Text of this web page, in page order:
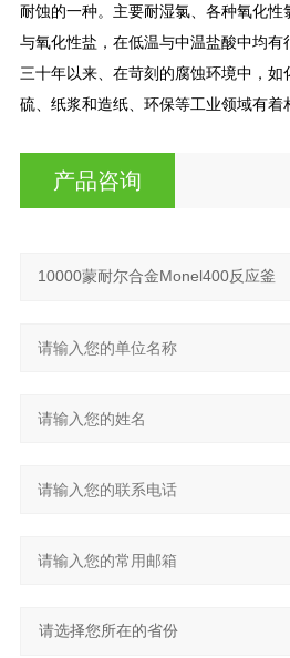
耐蚀的一种。主要耐湿氯、各种氧化性
与氧化性盐，在低温与中温盐酸中均有
三十年以来、在苛刻的腐蚀环境中，
硫、纸浆和造纸、环保等工业领域有着
产品咨询